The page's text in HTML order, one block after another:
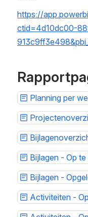
https://
ctid=4d10dc00-
Planning per
Bijlagen - Op
Bijlagen -
Activiteiten -